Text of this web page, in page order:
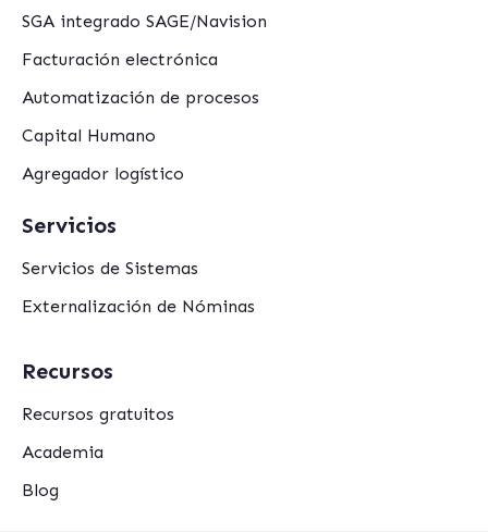
SGA integrado SAGE/Navision
Facturación electrónica
Automatización de procesos
Capital Humano
Agregador logístico
Servicios
Servicios de Sistemas
Externalización de Nóminas
Recursos
Recursos gratuitos
Academia
Blog